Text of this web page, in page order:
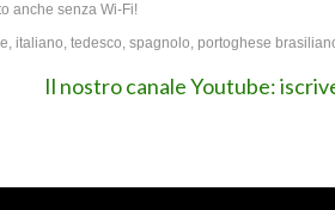
anche senza Wi-Fi!
italiano, tedesco, spagnolo, portoghese
Il nostro canale Youtube: